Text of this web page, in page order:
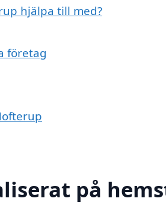
hjälpa till med?
företag
på